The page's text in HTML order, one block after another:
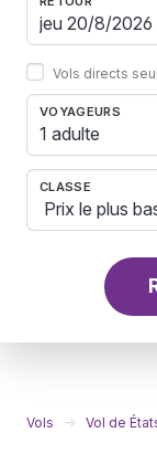
Vols directs
VOYAGEURS
1 adulte
CLASSE
Vols Vol de